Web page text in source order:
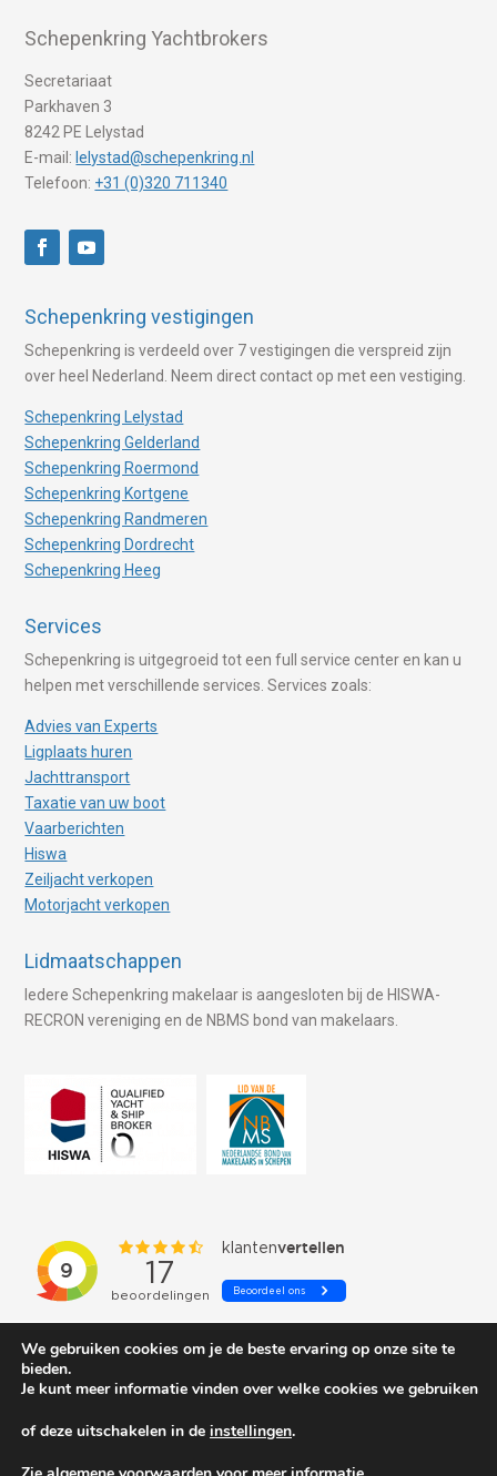
Schepenkring Yachtbrokers
Secretariaat
Parkhaven 3
8242 PE Lelystad
E-mail: lelystad@schepenkring.nl
Telefoon: +31 (0)320 711340
Schepenkring vestigingen
Schepenkring is verdeeld over 7 vestigingen die verspreid zijn
over heel Nederland. Neem direct contact op met een vestiging.
Schepenkring Lelystad
Schepenkring Gelderland
Schepenkring Roermond
Schepenkring Kortgene
Schepenkring Randmeren
Schepenkring Dordrecht
Schepenkring Heeg
Services
Schepenkring is uitgegroeid tot een full service center en kan u
helpen met verschillende services. Services zoals:
Advies van Experts
Ligplaats huren
Jachttransport
Taxatie van uw boot
Vaarberichten
Hiswa
Zeiljacht verkopen
Motorjacht verkopen
Lidmaatschappen
Iedere Schepenkring makelaar is aangesloten bij de HISWA-
RECRON vereniging en de NBMS bond van makelaars.
We gebruiken cookies om je de beste ervaring op onze site te
bieden.
Je kunt meer informatie vinden over welke cookies we gebruiken
of deze uitschakelen in de instellingen.